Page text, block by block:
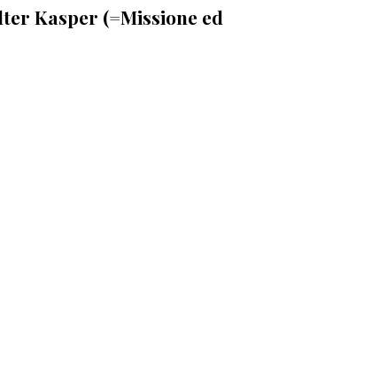
Kasper (=Missione ed